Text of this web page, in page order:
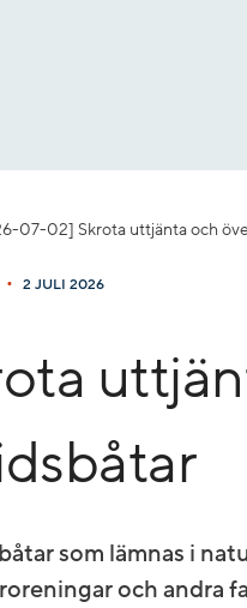
07-02] Skrota uttjänta och
• 2 JULI 2026
som lämnas i
och andra